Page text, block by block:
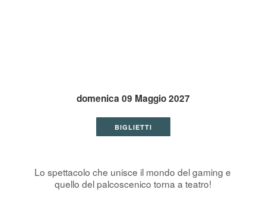
domenica 09 Maggio 2027
BIGLIETTI
Lo spettacolo che unisce il mondo del gaming e
quello del palcoscenico torna a teatro!